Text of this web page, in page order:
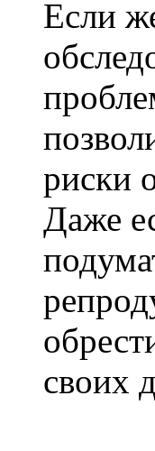
Если
риски
Даже
своих